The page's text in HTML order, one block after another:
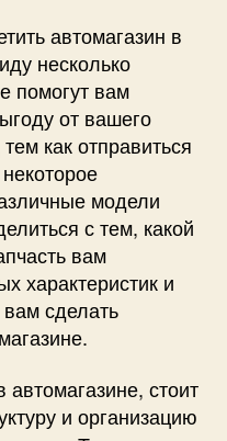
автомагазин в
несколько
помогут вам
от вашего
как отправиться
модели
с тем, какой
вам
характеристик и
сделать
стоит
и организацию